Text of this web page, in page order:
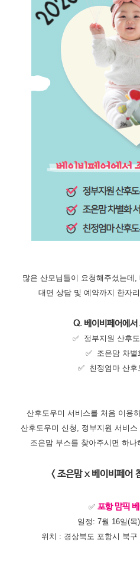
많은 산모님들이 요청해주셨는데
대면 상담 및 예약까지 한자
Q. 베이비페어에
✅ 정부지원 산후
✅ 조은맘 차별
✅ 친정엄마 산후
산후도우미 서비스를 처음 이용
산후도우미 신청, 정부지원 서비
조은맘 부스를 찾아주시면 하
< 조은맘 x 베이비페어
✅ 포항 맘픽
일정: 7월 16일(목)
위치 : 경상북도 포항시 북